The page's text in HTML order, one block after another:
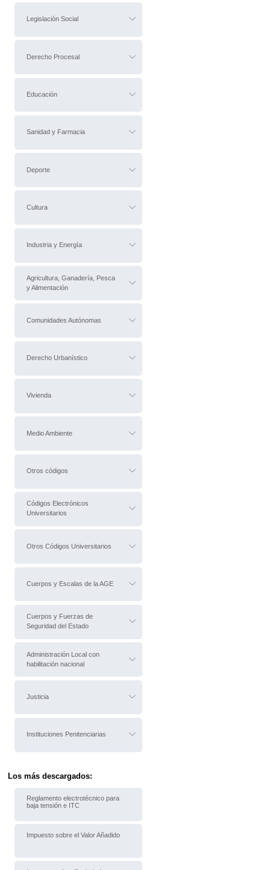
Legislación Social
Derecho Procesal
Educación
Sanidad y Farmacia
Deporte
Cultura
Industria y Energía
Agricultura, Ganadería, Pesca
y Alimentación
Comunidades Autónomas
Derecho Urbanístico
Vivienda
Medio Ambiente
Otros códigos
Códigos Electrónicos
Universitarios
Otros Códigos Universitarios
Cuerpos y Escalas de la AGE
Cuerpos y Fuerzas de
Seguridad del Estado
Administración Local con
habilitación nacional
Justicia
Instituciones Penitenciarias
Los más descargados:
Reglamento electrotécnico para
baja tensión e ITC
Impuesto sobre el Valor Añadido